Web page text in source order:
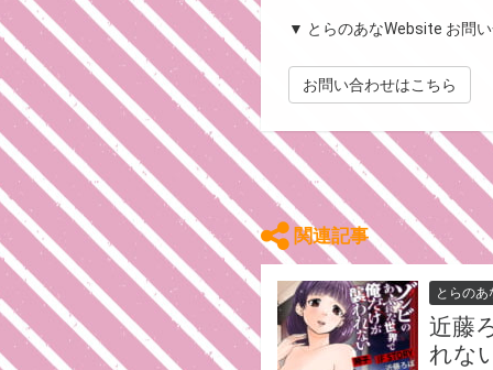
▼ とらのあなWebsite お問
お問い合わせはこちら
関連記事
とらのあ
近藤
れな